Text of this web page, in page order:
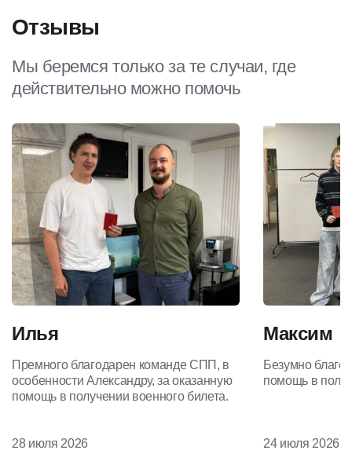
Отзывы
Мы беремся только за те случаи, где
действительно можно помочь
Илья
Премного благодарен команде СПП, в
особенности Александру, за оказанную
помощь в получении военного билета.
28 июля 2026
Максим
Безумно
помощь в
24 июля 2026